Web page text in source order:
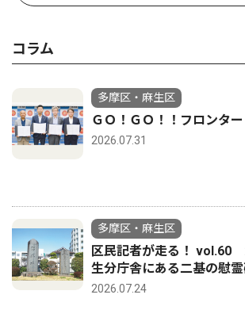
コラム
多摩区・麻生区
ＧＯ！ＧＯ！！フロンタ
2026.07.31
多摩区・麻生区
区民記者が走る！
生分庁舎にある二基の慰
2026.07.24